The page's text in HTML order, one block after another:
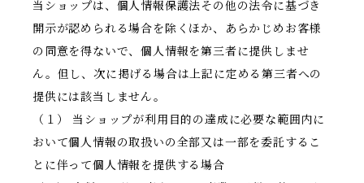
当ショップは、個人情報保護法その他の法令に基づき
開示が認められる場合を除くほか、あらかじめお客様
の同意を得ないで、個人情報を第三者に提供しませ
ん。但し、次に掲げる場合は上記に定める第三者への
提供には該当しません。
（１） 当ショップが利用目的の達成に必要な範囲内に
おいて個人情報の取扱いの全部又は一部を委託するこ
とに伴って個人情報を提供する場合